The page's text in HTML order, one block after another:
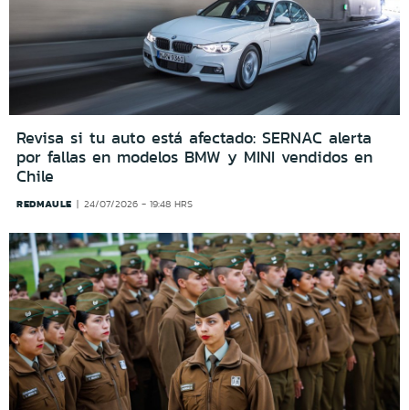
Revisa si tu auto está afectado: SERNAC alerta
por fallas en modelos BMW y MINI vendidos en
Chile
REDMAULE 24/07/2026 - 19:48 HRS